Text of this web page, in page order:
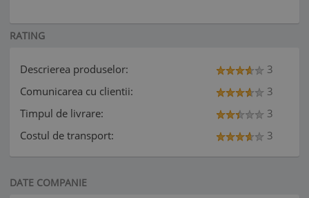
RATING
Descrierea produselor:
3
Comunicarea cu clientii:
3
Timpul de livrare:
3
Costul de transport:
3
DATE COMPANIE